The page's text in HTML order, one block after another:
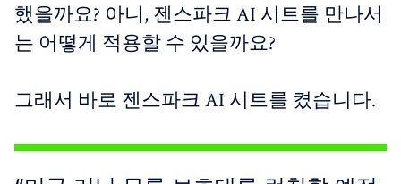
했을까요? 아니, 젠스파크 AI 시트를 만나서
는 어떻게 적용할 수 있을까요?
그래서 바로 젠스파크 AI 시트를 켰습니다.